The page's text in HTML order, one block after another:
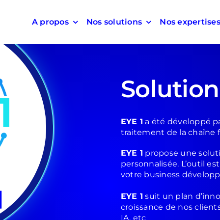
A propos Nos solutions Nos expertises
EYE 1 a été développé
traitement de la chaîne
EYE 1 propose une
personnalisée. L’outil
votre business
EYE 1 suit un plan
croissance de nos
IA, etc